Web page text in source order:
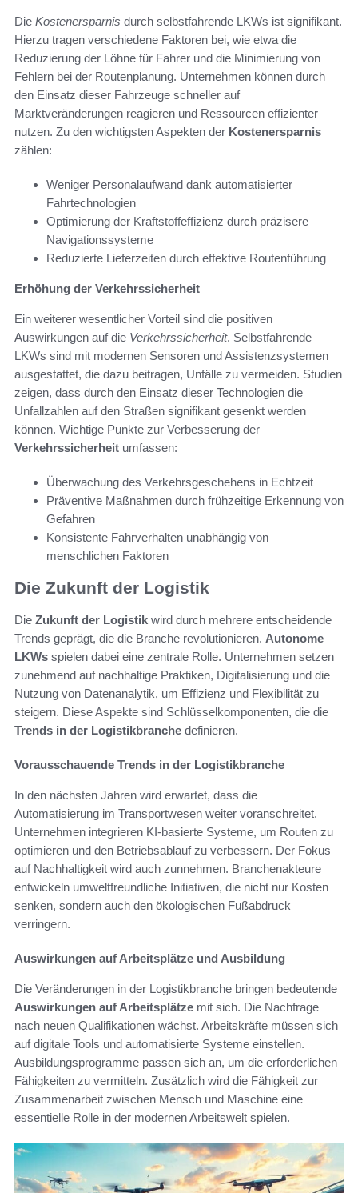
Die Kostenersparnis durch selbstfahrende LKWs ist signifikant.
Hierzu tragen verschiedene Faktoren bei, wie etwa die
Reduzierung der Löhne für Fahrer und die Minimierung von
Fehlern bei der Routenplanung. Unternehmen können durch
den Einsatz dieser Fahrzeuge schneller auf
Marktveränderungen reagieren und Ressourcen effizienter
nutzen. Zu den wichtigsten Aspekten der Kostenersparnis
zählen:
Weniger Personalaufwand dank automatisierter
Fahrtechnologien
Optimierung der Kraftstoffeffizienz durch präzisere
Navigationssysteme
Reduzierte Lieferzeiten durch effektive Routenführung
Erhöhung der Verkehrssicherheit
Ein weiterer wesentlicher Vorteil sind die positiven
Auswirkungen auf die Verkehrssicherheit. Selbstfahrende
LKWs sind mit modernen Sensoren und Assistenzsystemen
ausgestattet, die dazu beitragen, Unfälle zu vermeiden. Studien
zeigen, dass durch den Einsatz dieser Technologien die
Unfallzahlen auf den Straßen signifikant gesenkt werden
können. Wichtige Punkte zur Verbesserung der
Verkehrssicherheit umfassen:
Überwachung des Verkehrsgeschehens in Echtzeit
Präventive Maßnahmen durch frühzeitige Erkennung von
Gefahren
Konsistente Fahrverhalten unabhängig von
menschlichen Faktoren
Die Zukunft der Logistik
Die Zukunft der Logistik wird durch mehrere entscheidende
Trends geprägt, die die Branche revolutionieren. Autonome
LKWs spielen dabei eine zentrale Rolle. Unternehmen setzen
zunehmend auf nachhaltige Praktiken, Digitalisierung und die
Nutzung von Datenanalytik, um Effizienz und Flexibilität zu
steigern. Diese Aspekte sind Schlüsselkomponenten, die die
Trends in der Logistikbranche definieren.
Vorausschauende Trends in der Logistikbranche
In den nächsten Jahren wird erwartet, dass die
Automatisierung im Transportwesen weiter voranschreitet.
Unternehmen integrieren KI-basierte Systeme, um Routen zu
optimieren und den Betriebsablauf zu verbessern. Der Fokus
auf Nachhaltigkeit wird auch zunnehmen. Branchenakteure
entwickeln umweltfreundliche Initiativen, die nicht nur Kosten
senken, sondern auch den ökologischen Fußabdruck
verringern.
Auswirkungen auf Arbeitsplätze und Ausbildung
Die Veränderungen in der Logistikbranche bringen bedeutende
Auswirkungen auf Arbeitsplätze mit sich. Die Nachfrage
nach neuen Qualifikationen wächst. Arbeitskräfte müssen sich
auf digitale Tools und automatisierte Systeme einstellen.
Ausbildungsprogramme passen sich an, um die erforderlichen
Fähigkeiten zu vermitteln. Zusätzlich wird die Fähigkeit zur
Zusammenarbeit zwischen Mensch und Maschine eine
essentielle Rolle in der modernen Arbeitswelt spielen.